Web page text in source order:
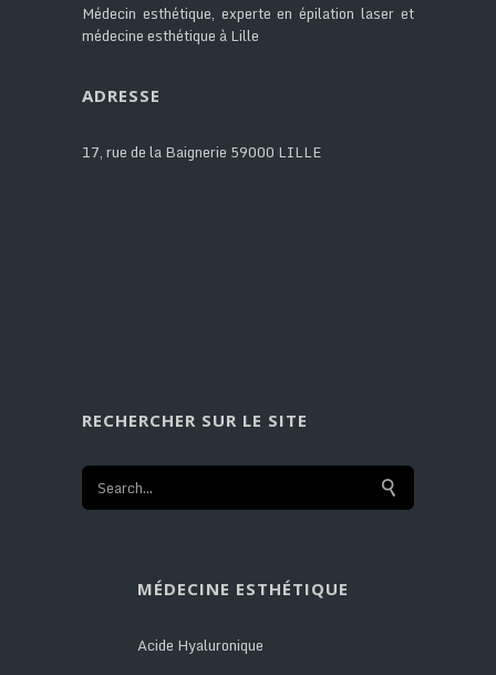
Médecin esthétique, experte en épilation laser et
médecine esthétique à Lille
ADRESSE
17, rue de la Baignerie 59000 LILLE
RECHERCHER SUR LE SITE
MÉDECINE ESTHÉTIQUE
Acide Hyaluronique